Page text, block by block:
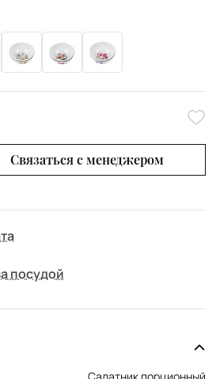
Связаться с менеджером
посудой